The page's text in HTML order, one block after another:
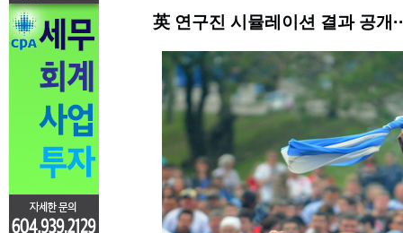
英 연구진 시뮬레이션 결과 공개